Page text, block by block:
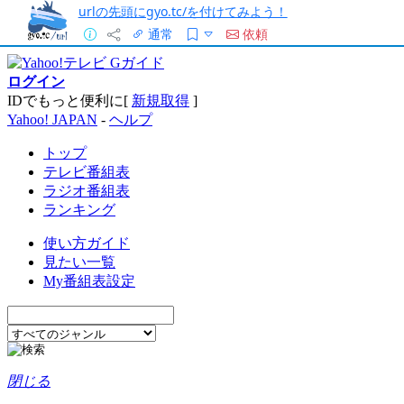
urlの先頭にgyo.tc/を付けてみよう！
通常
依頼